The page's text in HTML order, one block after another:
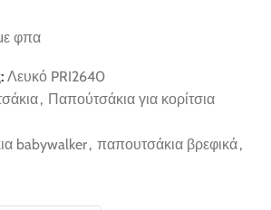
φπα
Λευκό PRI2640
, Παπούτσάκια για κορίτσια
babywalker, παπουτσάκια βρεφικά,